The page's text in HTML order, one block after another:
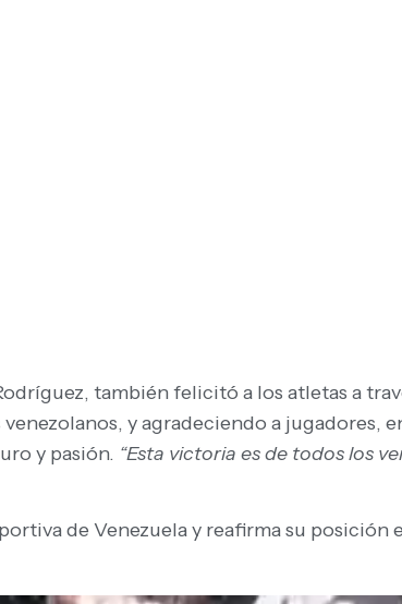
también felicitó a los atletas a
y agradeciendo a jugadores,
y pasión. “Esta victoria es de todos los
de Venezuela y reafirma su posición